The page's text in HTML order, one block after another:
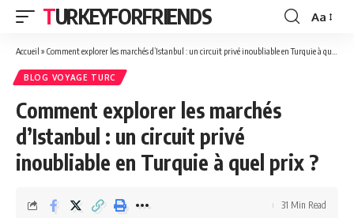
TURKEYFORFRIENDS
Font
Resizer
Aa
Accueil » Comment explorer les marchés d’Istanbul : un circuit privé inoubliable en Turquie à quel prix ?
BLOG VOYAGE TURC
Comment explorer les marchés
d’Istanbul : un circuit privé
inoubliable en Turquie à quel prix ?
31 Min Read